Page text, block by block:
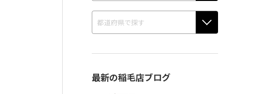
最新の稲毛店ブログ